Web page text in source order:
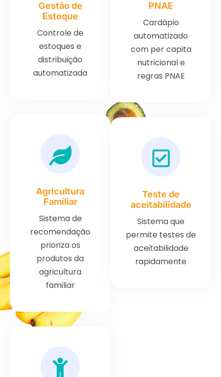
Gestão de
Estoque
Controle de
estoques e
distribuição
automatizada
Agricultura
Familiar
Sistema de
recomendação
prioriza os
produtos da
agricultura
familiar
PNAE
Cardápio
automatizado
com per capita
nutricional e
regras PNAE
Teste de
aceitabilidade
Sistema que
permite testes de
aceitabilidade
rapidamente